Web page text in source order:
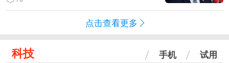
点击查看更多
科技 手机 试用